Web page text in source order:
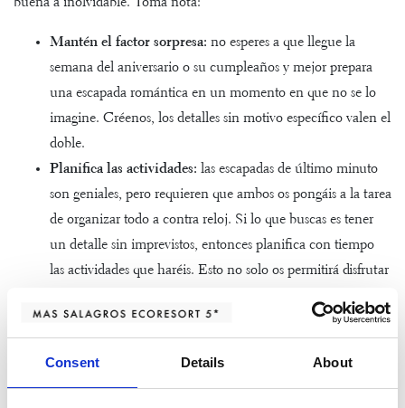
Consent Details About
Mantén el factor sorpresa: no esperes a que llegue la
semana del aniversario o su cumpleaños y mejor prepara
una escapada romántica en un momento en que no se lo
imagine. Créenos, los detalles sin motivo específico valen el
doble.
Planifica las actividades: las escapadas de último minuto
son geniales, pero requieren que ambos os pongáis a la tarea
de organizar todo a contra reloj. Si lo que buscas es tener
un detalle sin imprevistos, entonces planifica con tiempo
las actividades que haréis. Esto no solo os permitirá disfrutar
forma de demostrar a tu pareja cuánto te has esforzado por
Pon atención a los detalles:hay ciertos elementos como